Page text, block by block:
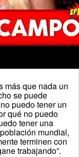
más que nada un
se puede
puedo tener un
qué no puedo
tener una
mundial,
terminen con
trabajando”.